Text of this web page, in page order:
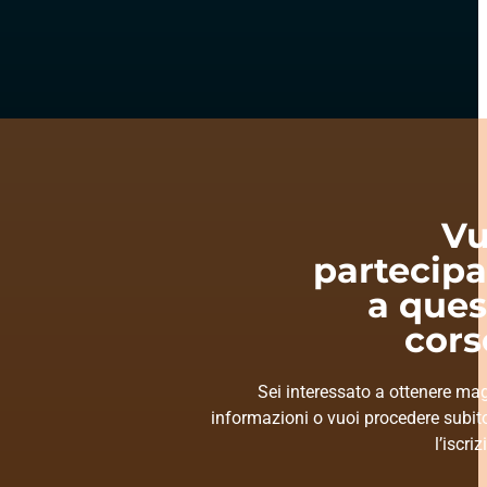
a
Sei interessato a ottenere
informazioni o vuoi procedere